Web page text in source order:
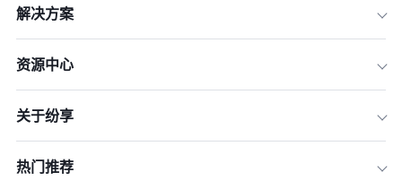
解决方案
资源中心
关于纷享
热门推荐